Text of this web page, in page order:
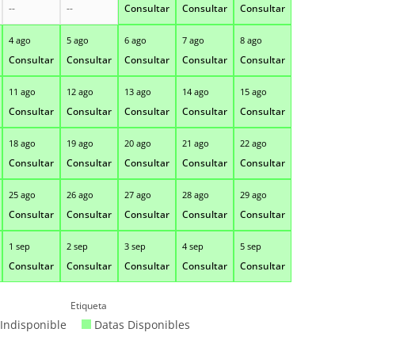
-- -- Consultar Consultar Consultar
4 ago
Consultar
5 ago
Consultar
6 ago
Consultar
7 ago
Consultar
8 ago
Consultar
11 ago
Consultar
12 ago
Consultar
13 ago
Consultar
14 ago
Consultar
15 ago
Consultar
18 ago
Consultar
19 ago
Consultar
20 ago
Consultar
21 ago
Consultar
22 ago
Consultar
25 ago
Consultar
26 ago
Consultar
27 ago
Consultar
28 ago
Consultar
29 ago
Consultar
1 sep
Consultar
2 sep
Consultar
3 sep
Consultar
4 sep
Consultar
5 sep
Consultar
Etiqueta
Indisponible Datas Disponibles